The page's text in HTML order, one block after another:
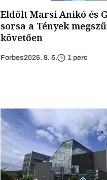
Eldőlt Marsi Anikó és
sorsa a Tények
követően
Forbes2026. 8. 5. 1 perc